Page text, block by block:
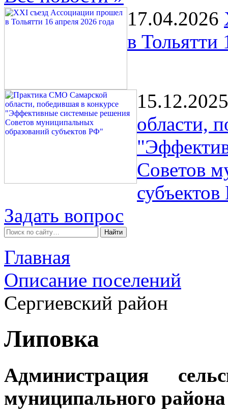
17.04.2026
в Тольятти
15.12.2025
области,
Советов
Задать вопрос
Главная
Описание поселений
Сергиевский район
Липовка
Администрация
муниципального